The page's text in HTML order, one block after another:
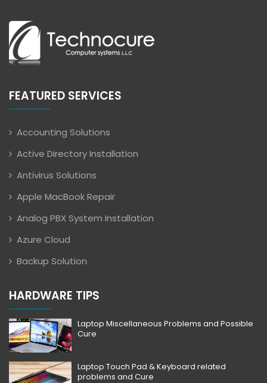
FEATURED SERVICES
Accounting Solutions
Active Directory Installation
Antivirus Solutions
Apple MacBook Repair
Analog PBX System Installation
Azure Cloud
Backup Solution
HARDWARE TIPS
Laptop Miscellaneous Problems and Possible
Cure
Laptop Touch Pad & Keyboard related
problems and Cure